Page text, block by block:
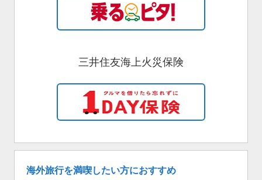
三井住友海上火災保険
海外旅行を満喫したい方におすすめ